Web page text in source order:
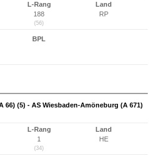
L-Rang
188
(56)
Land
RP
BPL
66) (5) - AS Wiesbaden-Amöneburg (A 671)
L-Rang
1
(34)
Land
HE